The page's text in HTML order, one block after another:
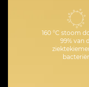
160 °C stoom
99% van